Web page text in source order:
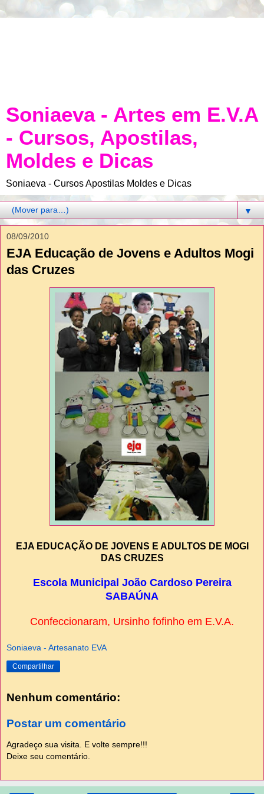
Soniaeva - Artes em E.V.A
- Cursos, Apostilas,
Moldes e Dicas
Soniaeva - Cursos Apostilas Moldes e Dicas
▼
08/09/2010
EJA Educação de Jovens e Adultos Mogi
das Cruzes
EJA EDUCAÇÃO DE JOVENS E ADULTOS DE MOGI
DAS CRUZES
Escola Municipal João Cardoso Pereira
SABAÚNA
Confeccionaram, Ursinho fofinho em E.V.A.
Soniaeva - Artesanato EVA
Compartilhar
Nenhum comentário:
Postar um comentário
Agradeço sua visita. E volte sempre!!!
Deixe seu comentário.